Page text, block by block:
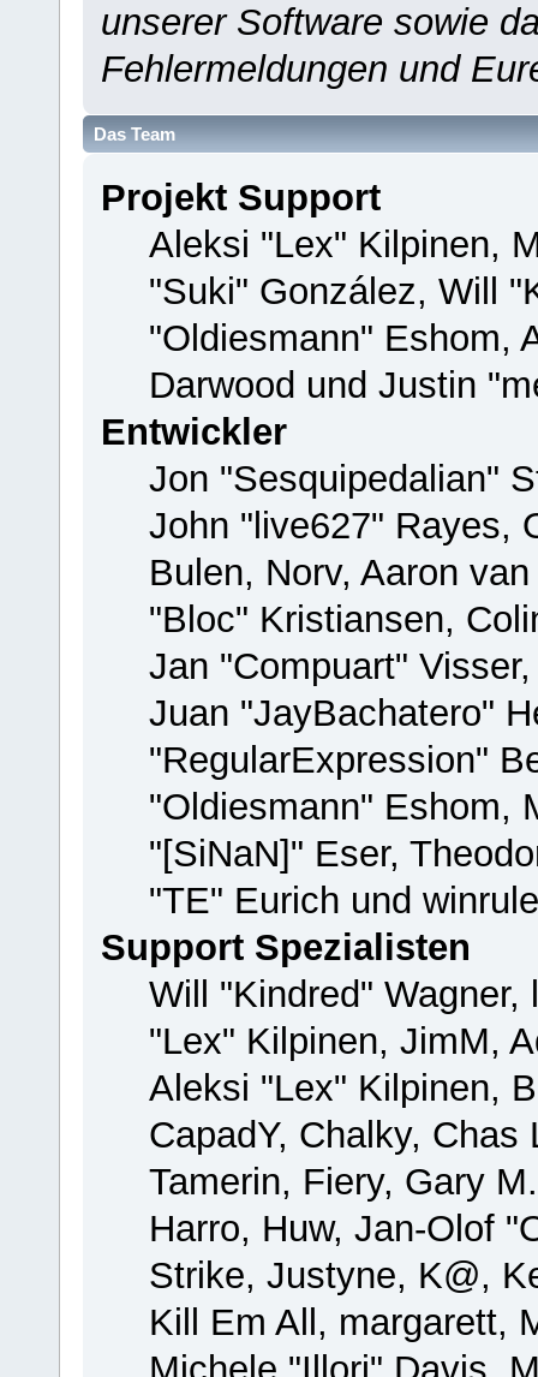
unserer Software sowie
Fehlermeldungen und
Das Team
Projekt Support
Aleksi "Lex" Kilpinen,
"Suki" González, Will
"Oldiesmann" Eshom,
Darwood und Justin
Entwickler
Jon "Sesquipedalian"
John "live627" Rayes,
Bulen, Norv, Aaron
"Bloc" Kristiansen,
Jan "Compuart"
Juan "JayBachatero"
"RegularExpression"
"Oldiesmann" Eshom,
"[SiNaN]" Eser,
"TE" Eurich und
Support Spezialisten
Will "Kindred"
"Lex" Kilpinen, JimM,
Aleksi "Lex" Kilpinen,
CapadY, Chalky,
Tamerin, Fiery, Gary
Harro, Huw, Jan-Olof
Strike, Justyne, K@,
Kill Em All, margarett,